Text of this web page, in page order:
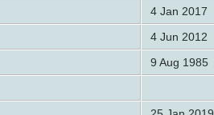
4 Jan 2017
4 Jun 2012
9 Aug 1985